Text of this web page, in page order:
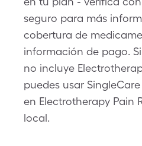
seguro para más
cobertura de
información de pago.
no incluye
puedes usar
en Electrotherapy Pain
local.